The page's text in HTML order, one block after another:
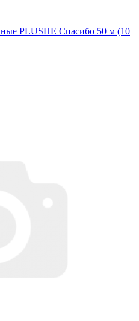
PLUSHE Спасибо 50 м (10